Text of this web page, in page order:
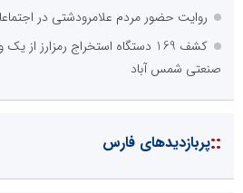
روایت حضور مردم علامرودشتی در
کشف 169 دستگاه استخراج رمزارز
صنعتی شمس آباد
::پربازدیدهای فارس